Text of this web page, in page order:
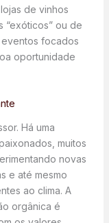
de vinhos
“exóticos” ou de
focados
oportunidade
Há uma
muitos
novas
e até mesmo
ao clima. A
orgânica é